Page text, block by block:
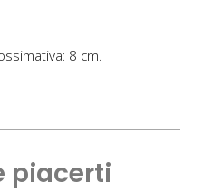
8 cm.
piacerti